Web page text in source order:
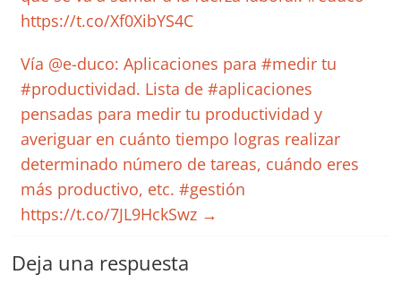
https://t.co/Xf0XibYS4C
Vía @e-duco: Aplicaciones para #medir tu
#productividad. Lista de #aplicaciones
pensadas para medir tu productividad y
averiguar en cuánto tiempo logras realizar
determinado número de tareas, cuándo eres
más productivo, etc. #gestión
https://t.co/7JL9HckSwz →
Deja una respuesta